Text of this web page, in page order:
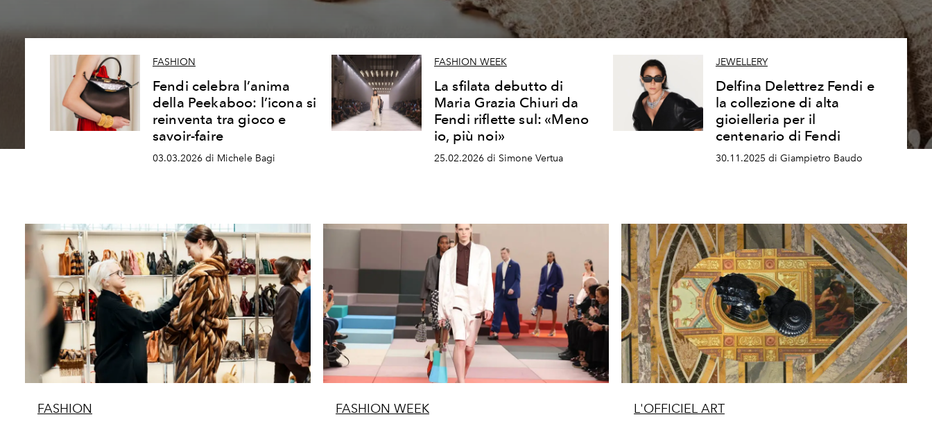
FASHION
Fendi celebra l’anima
della Peekaboo: l’icona si
reinventa tra gioco e
savoir-faire
03.03.2026 di Michele Bagi
FASHION WEEK
La sfilata debutto di
Maria Grazia Chiuri da
Fendi riflette sul: «Meno
io, più noi»
25.02.2026 di Simone Vertua
JEWELLERY
Delfina Delettrez Fendi e
la collezione di alta
gioielleria per il
centenario di Fendi
30.11.2025 di Giampietro Baudo
FASHION FASHION WEEK L'OFFICIEL ART